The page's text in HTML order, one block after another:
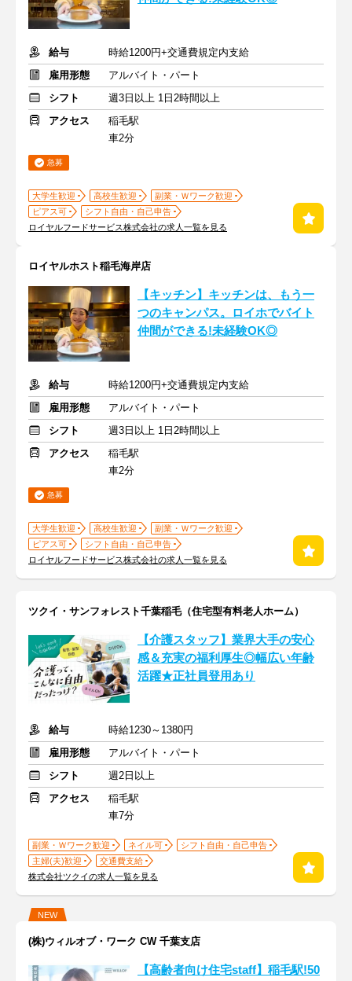
給与
時給1200円+交通費規定内支給
雇用形態
アルバイト・パート
シフト
週3日以上 1日2時間以上
アクセス
稲毛駅
車2分
急募
大学生歓迎 高校生歓迎
副業・Ｗワーク歓迎
ピアス可
シフト自由・自己申告
ロイヤルフードサービス株式会社の求人一覧を見る
ロイヤルホスト稲毛海岸店
【キッチン】キッチンは、もう一
つのキャンパス。ロイホでバイト
仲間ができる!未経験OK◎
給与
時給1200円+交通費規定内支給
雇用形態
アルバイト・パート
シフト
週3日以上 1日2時間以上
アクセス
稲毛駅
車2分
急募
大学生歓迎 高校生歓迎
副業・Ｗワーク歓迎
ピアス可
シフト自由・自己申告
ロイヤルフードサービス株式会社の求人一覧を見る
ツクイ・サンフォレスト千葉稲毛（住宅型有料老人ホーム）
【介護スタッフ】業界大手の安心
感＆充実の福利厚生◎幅広い年齢
活躍★正社員登用あり
給与
時給1230～1380円
雇用形態
アルバイト・パート
シフト
週2日以上
アクセス
稲毛駅
車7分
副業・Ｗワーク歓迎 ネイル可
シフト自由・自己申告
主婦(夫)歓迎
交通費支給
株式会社ツクイの求人一覧を見る
NEW
(株)ウィルオブ・ワーク CW 千葉支店
【高齢者向け住宅staff】稲毛駅!50